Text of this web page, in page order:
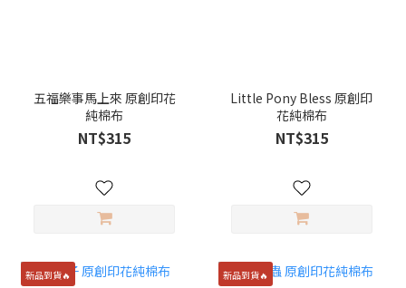
五福樂事馬上來 原創印花
純棉布
NT$315
Little Pony Bless 原創印
花純棉布
NT$315
新品到貨🔥 新品到貨🔥